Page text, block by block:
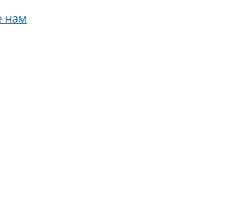
нам